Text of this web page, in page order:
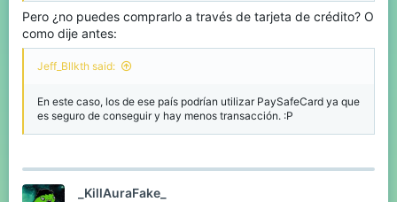
Pero ¿no puedes comprarlo a través de tarjeta de crédito? O
como dije antes:
Jeff_Bllkth said:
En este caso, los de ese país podrían utilizar PaySafeCard ya que
es seguro de conseguir y hay menos transacción. :P
_KillAuraFake_